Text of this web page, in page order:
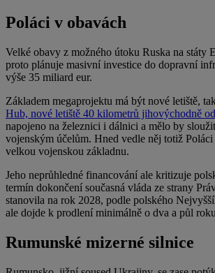
Poláci v obavách
Velké obavy z možného útoku Ruska na státy
proto plánuje masivní investice do dopravní
výše 35 miliard eur.
Základem megaprojektu má být nové letiště,
Hub, nové letiště 40 kilometrů jihovýchodně
napojeno na železnici i dálnici a mělo by
vojenským účelům. Hned vedle něj totiž
velkou vojenskou základnu.
Jeho neprůhledné financování ale kritizuje
termín dokončení současná vláda ze strany
stanovila na rok 2028, podle polského
ale dojde k prodlení minimálně o dva a půl
Rumunské mizerné silnice